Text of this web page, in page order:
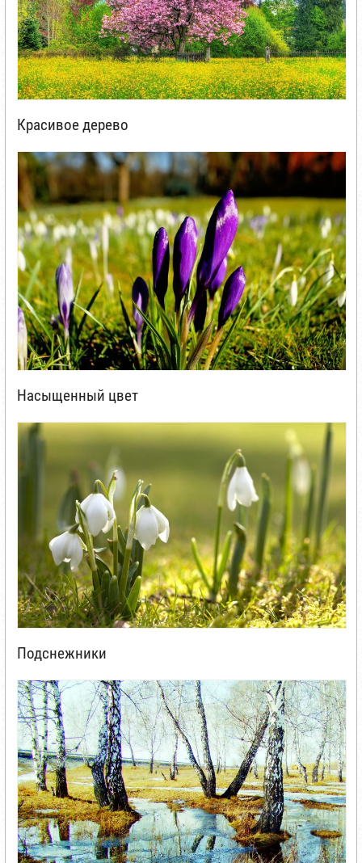
Красивое дерево
Насыщенный цвет
Подснежники